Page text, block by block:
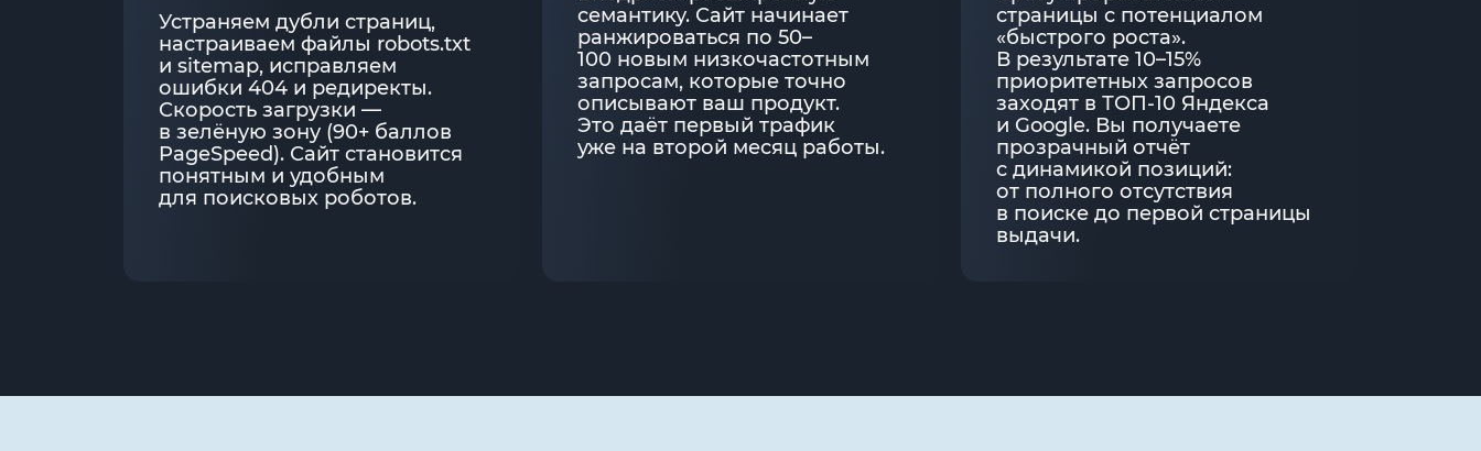
Устраняем дубли страниц,
настраиваем файлы robots.txt
и sitemap, исправляем
ошибки 404 и редиректы.
Скорость загрузки —
в зелёную зону (90+ баллов
PageSpeed). Сайт становится
понятным и удобным
для поисковых роботов.
семантику. Сайт начинает
ранжироваться по 50–
100 новым низкочастотным
запросам, которые точно
описывают ваш продукт.
Это даёт первый трафик
уже на второй месяц работы.
страницы с потенциалом
«быстрого роста».
В результате 10–15%
приоритетных запросов
заходят в ТОП-10 Яндекса
и Google. Вы получаете
прозрачный отчёт
с динамикой позиций:
от полного отсутствия
в поиске до первой страницы
выдачи.